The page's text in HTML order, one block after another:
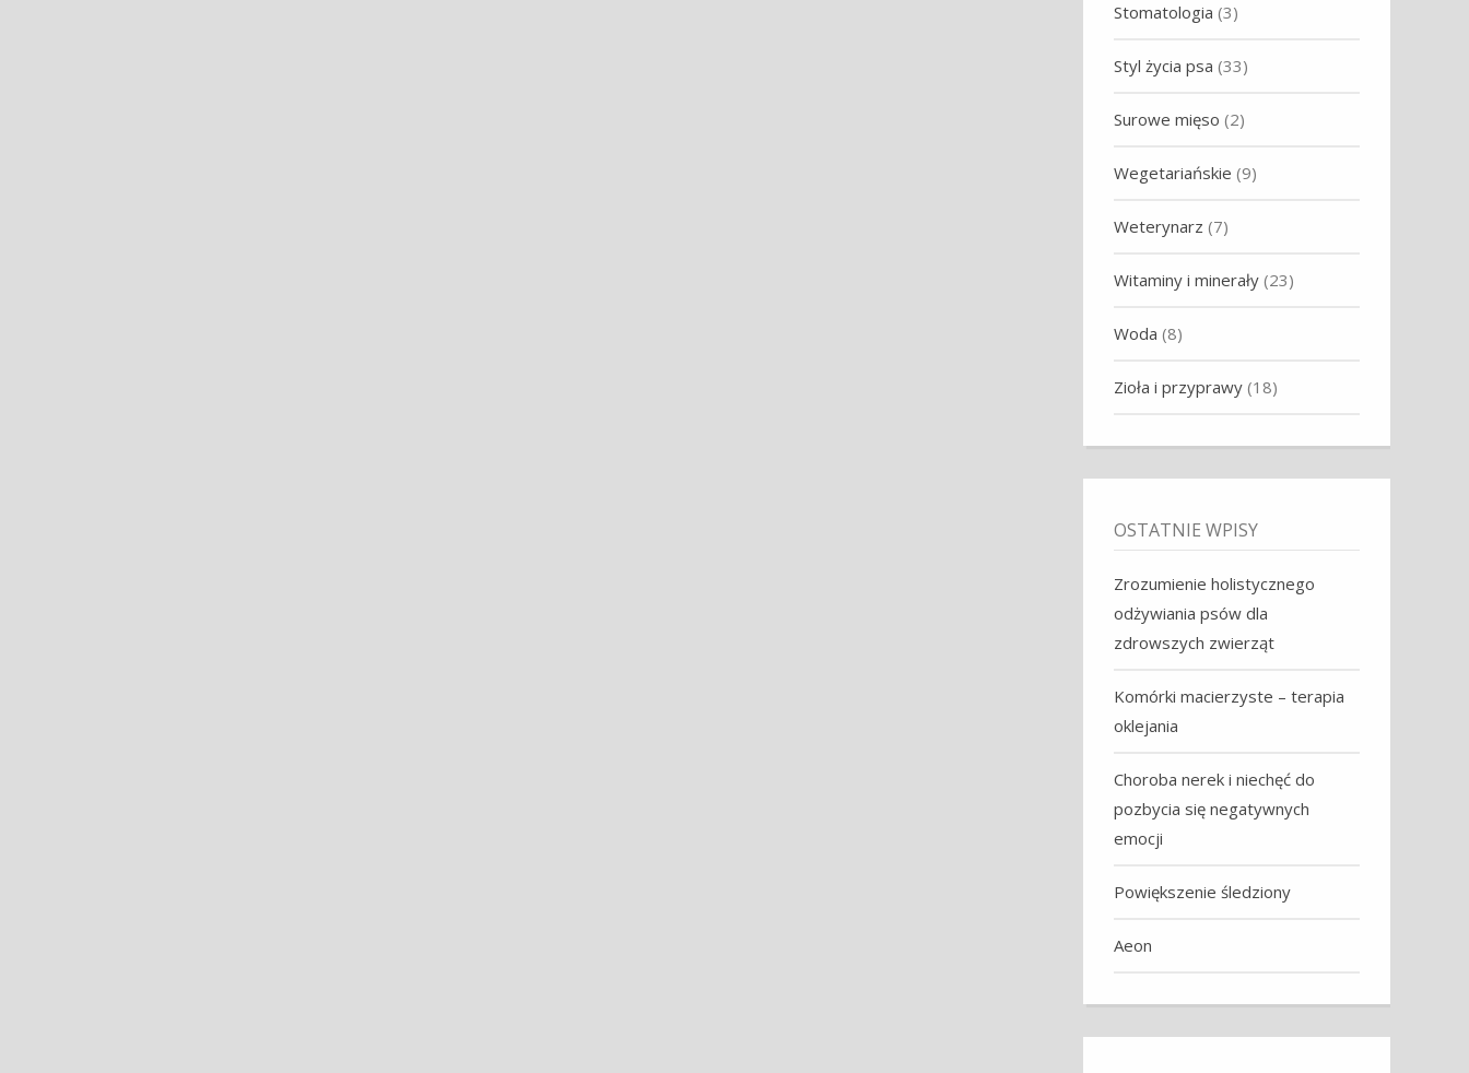
Stomatologia (3)
Styl życia psa (33)
Surowe mięso (2)
Wegetariańskie (9)
Weterynarz (7)
Witaminy i minerały (23)
Woda (8)
Zioła i przyprawy (18)
OSTATNIE WPISY
Zrozumienie holistycznego
odżywiania psów dla
zdrowszych zwierząt
Komórki macierzyste – terapia
oklejania
Choroba nerek i niechęć do
pozbycia się negatywnych
emocji
Powiększenie śledziony
Aeon